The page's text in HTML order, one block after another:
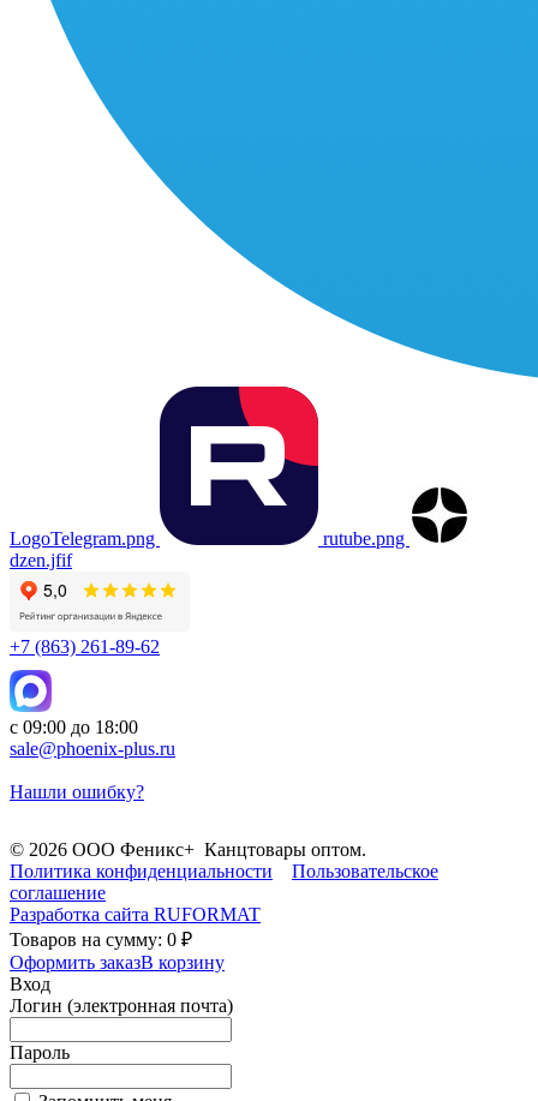
LogoTelegram.png
rutube.png
dzen.jfif
+7 (863) 261-89-62
с 09:00 до 18:00
sale@phoenix-plus.ru
Нашли ошибку?
© 2026 ООО Феникс+ Канцтовары оптом.
Политика конфиденциальности
Пользовательское
соглашение
Разработка сайта RUFORMAT
Товаров на сумму: 0 ₽
Оформить заказВ корзину
Вход
Логин (электронная почта)
Пароль